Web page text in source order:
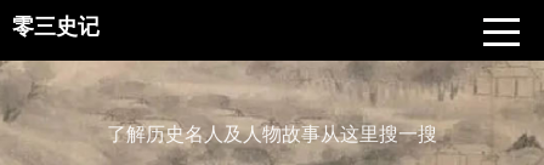
零三史记
了解历史名人及人物故事从这里搜一搜